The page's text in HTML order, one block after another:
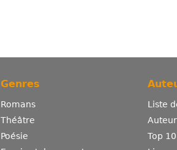
Genres
Romans
Théâtre
Poésie
Liste
Top